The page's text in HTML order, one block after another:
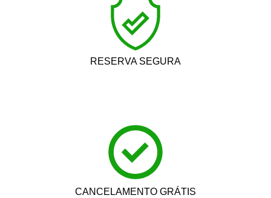
RESERVA SEGURA
CANCELAMENTO GRÁTIS